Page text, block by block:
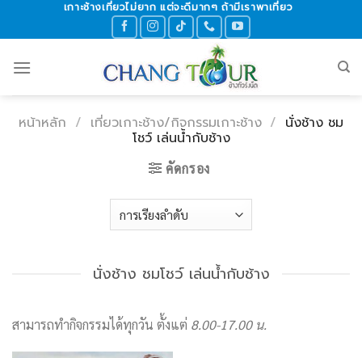
เกาะช้างเที่ยวไม่ยาก แต่จะดีมากๆ ถ้ามีเราพาเที่ยว
หน้าหลัก / เที่ยวเกาะช้าง/กิจกรรมเกาะช้าง / นั่งช้าง ชม
โชว์ เล่นน้ำกับช้าง
คัดกรอง
นั่งช้าง ชมโชว์ เล่นน้ำกับช้าง
สามารถทำกิจกรรมได้ทุกวัน ตั้งแต่ 8.00-17.00 น.